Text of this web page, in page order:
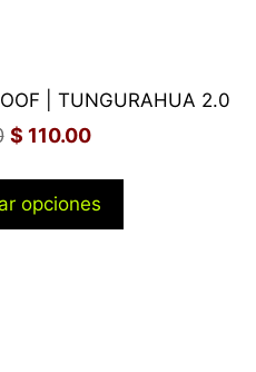
| TUNGURAHUA 2.0
$ 110.00
opciones